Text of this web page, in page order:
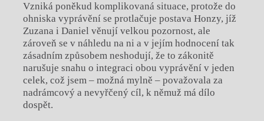
Vzniká poněkud komplikovaná situace, protože do
ohniska vyprávění se protlačuje postava Honzy, jíž
Zuzana i Daniel věnují velkou pozornost, ale
zároveň se v náhledu na ni a v jejím hodnocení tak
zásadním způsobem neshodují, že to zákonitě
narušuje snahu o integraci obou vyprávění v jeden
celek, což jsem – možná mylně – považovala za
nadrámcový a nevyřčený cíl, k němuž má dílo
dospět.